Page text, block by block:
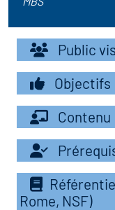
les métiers
clés métiers
lieu
des métiers
de
Solidaire (ESS)
du secteur
Public
Objectifs
Contenu
Rome, NSF)